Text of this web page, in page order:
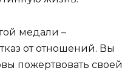
медали –
от отношений. Вы
пожертвовать своей